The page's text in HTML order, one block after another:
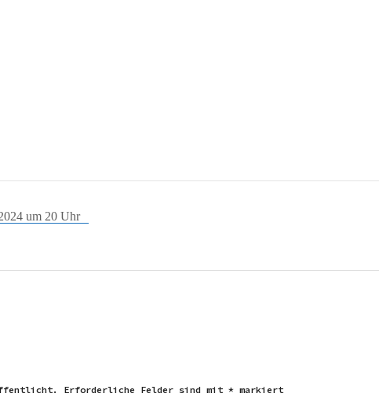
um 20 Uhr
Erforderliche Felder sind mit * markiert